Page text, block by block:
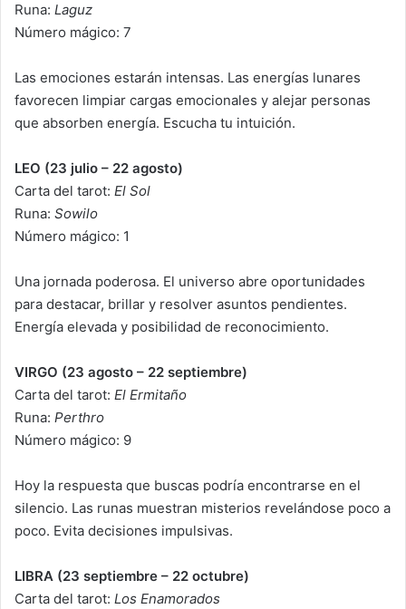
Runa: Laguz
Número mágico: 7
Las emociones estarán intensas. Las energías lunares
favorecen limpiar cargas emocionales y alejar personas
que absorben energía. Escucha tu intuición.
LEO (23 julio – 22 agosto)
Carta del tarot: El Sol
Runa: Sowilo
Número mágico: 1
Una jornada poderosa. El universo abre oportunidades
para destacar, brillar y resolver asuntos pendientes.
Energía elevada y posibilidad de reconocimiento.
VIRGO (23 agosto – 22 septiembre)
Carta del tarot: El Ermitaño
Runa: Perthro
Número mágico: 9
Hoy la respuesta que buscas podría encontrarse en el
silencio. Las runas muestran misterios revelándose poco a
poco. Evita decisiones impulsivas.
LIBRA (23 septiembre – 22 octubre)
Carta del tarot: Los Enamorados